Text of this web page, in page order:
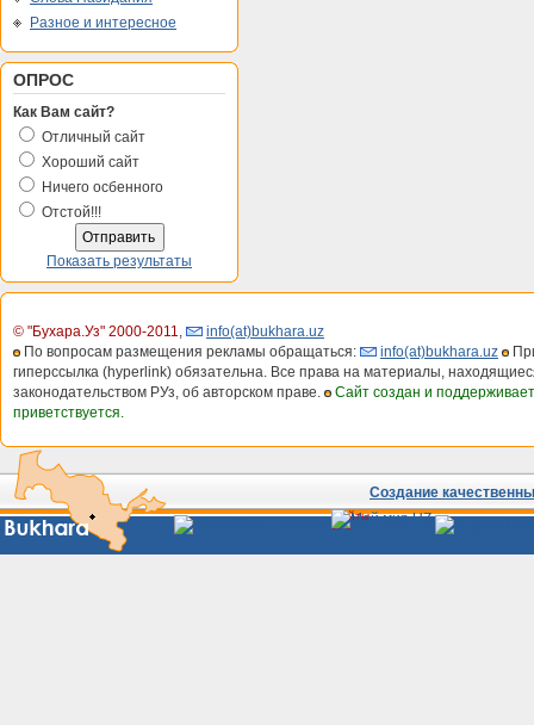
Разное и интересное
ОПРОС
Как Вам сайт?
Отличный сайт
Хороший сайт
Ничего осбенного
Отстой!!!
Показать результаты
© "Бухара.Уз" 2000-2011,
info(at)bukhara.uz
По вопросам размещения рекламы обращаться:
info(at)bukhara.uz
гиперссылка (hyperlink) обязательна. Все права на материалы,
законодательством РУз, об авторском праве.
Сайт создан и
приветствуется.
Создание
Сайты
Узбекистана